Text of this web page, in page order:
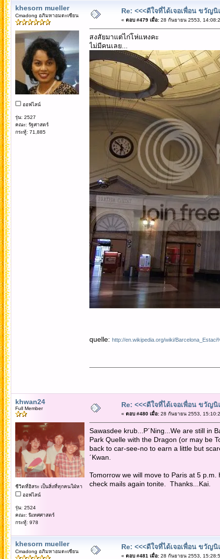
khesorn mueller
Cmadong อภิมหาอมตะเซียน
ออฟไลน์
รุ่น: 2527
คณะ: รัฐศาสตร์
กระทู้: 71,885
Re: <<<ดีใจที่ได้เจอเพื่อน ขวัญนิ
« ตอบ #479 เมื่อ:28 กันยายน 2553,
สงสัยมาแต่ไก่โห่แหงคะ
ไม่มีคนเลย...
quelle: http://en.wikipedia.org/wiki/
khwan24
Full Member
ชีวิตที่อิสระ เป็นสิ่งที่ทุกคนใฝ่หา
ออฟไลน์
รุ่น: 2524
คณะ: นิเทศศาสตร์
กระทู้: 978
Re: <<<ดีใจที่ได้เจอเพื่อน ขวัญนิ
« ตอบ #480 เมื่อ:28 กันยายน 2553,
Sawasdee krub...P´Ning...We are still in
Park Quelle with the Dragon (or may be
back to car-see-no to earn a little but
´Kwan.
Tomorrow we will move to Paris at 5
check mails again tonite. Thanks...Kai.
khesorn mueller
Cmadong อภิมหาอมตะเซียน
Re: <<<ดีใจที่ได้เจอเพื่อน ขวัญนิ
« ตอบ #481 เมื่อ:28 กันยายน 2553,